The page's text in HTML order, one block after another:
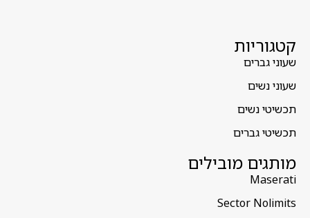
קטגוריות
שעוני גברים
שעוני נשים
תכשיטי נשים
תכשיטי גברים
מותגים מובילים
Maserati
Sector Nolimits